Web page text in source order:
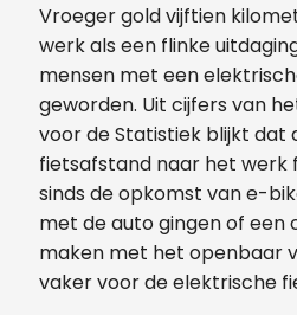
Vroeger gold vijftien
werk als een flinke
mensen met een
geworden. Uit cijfers van
voor de Statistiek blijkt dat
fietsafstand naar het werk
sinds de opkomst van e-
met de auto gingen of een
maken met het openbaar
vaker voor de elektrische